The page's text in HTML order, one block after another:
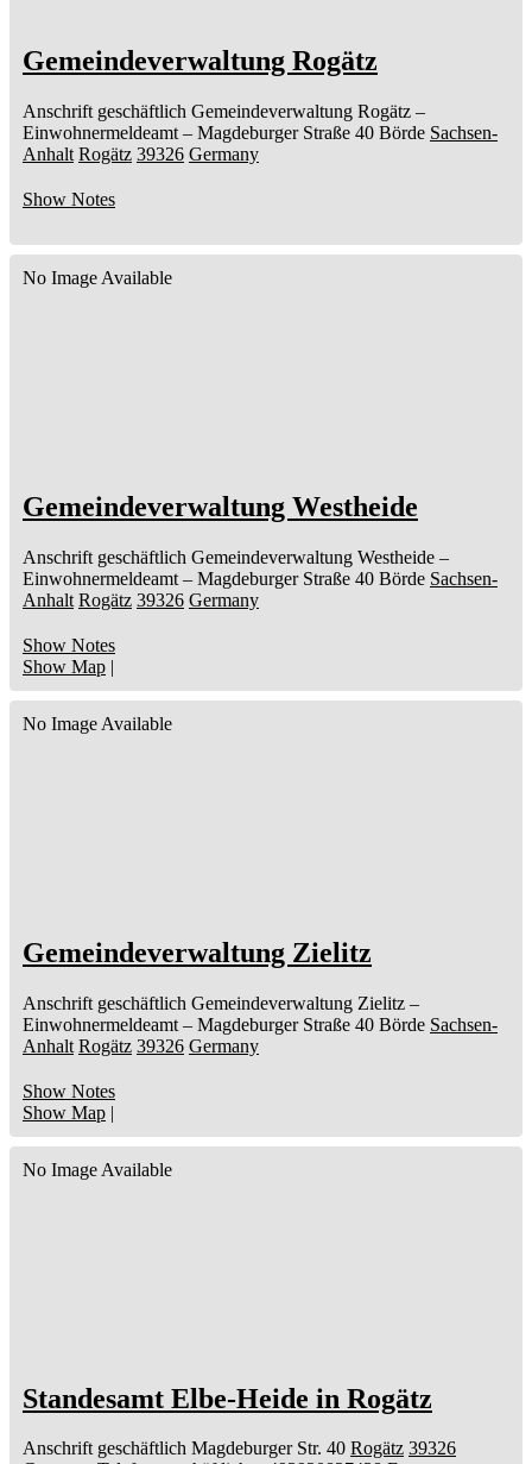
Gemeindeverwaltung Rogätz
Anschrift geschäftlich Gemeindeverwaltung Rogätz –
Einwohnermeldeamt – Magdeburger Straße 40 Börde Sachsen-
Anhalt Rogätz 39326 Germany
Show Notes
No Image Available
Gemeindeverwaltung Westheide
Anschrift geschäftlich Gemeindeverwaltung Westheide –
Einwohnermeldeamt – Magdeburger Straße 40 Börde Sachsen-
Anhalt Rogätz 39326 Germany
Show Notes
Show Map |
No Image Available
Gemeindeverwaltung Zielitz
Anschrift geschäftlich Gemeindeverwaltung Zielitz –
Einwohnermeldeamt – Magdeburger Straße 40 Börde Sachsen-
Anhalt Rogätz 39326 Germany
Show Notes
Show Map |
No Image Available
Standesamt Elbe-Heide in Rogätz
Anschrift geschäftlich Magdeburger Str. 40 Rogätz 39326